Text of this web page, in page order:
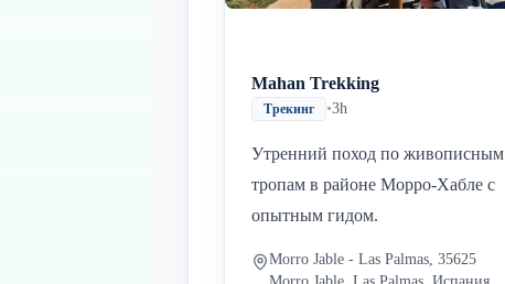
Mahan Trekking
Трекинг •3h
Утренний поход по живописным
тропам в районе Морро-Хабле с
опытным гидом.
Morro Jable - Las Palmas, 35625